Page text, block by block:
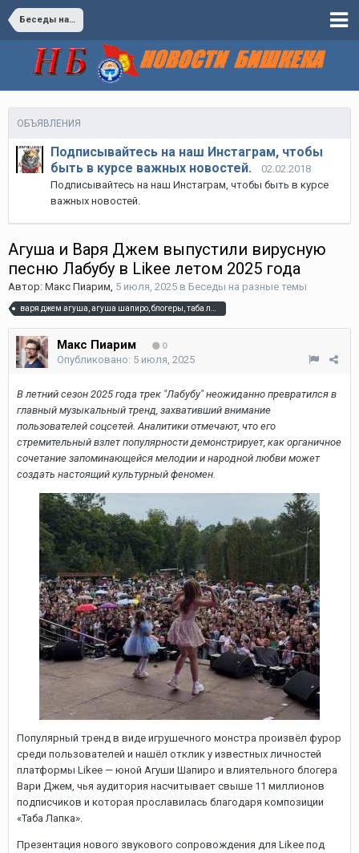
Беседы на разные темы
ОБЪЯВЛЕНИЯ
Подписывайтесь на наш Инстаграм, чтобы
быть в курсе важных новостей.
02.02.2018
Подписывайтесь на наш Инстаграм, чтобы быть в курсе
важных новостей.
Агуша и Варя Джем выпустили вирусную
песню Лабубу в Likee летом 2025 года
Автор: Макс Пиарим, 5 июля, 2025 в Беседы на разные темы
Макс Пиарим 0
Опубликовано: 5 июля, 2025
В летний сезон 2025 года трек "Лабубу" неожиданно превратился в
главный музыкальный тренд, захвативший внимание
пользователей соцсетей. Аналитики отмечают, что его
стремительный взлет популярности демонстрирует, как органичное
сочетание запоминающейся мелодии и народной любви может
создать настоящий культурный феномен.
Популярный тренд в виде игрушечного монстра произвёл фурор
среди пользователей и нашёл отклик у известных личностей
платформы Likee — юной Агуши Шапиро и влиятельного блогера
Вари Джем, чья аудитория насчитывает свыше 11 миллионов
подписчиков и которая прославилась благодаря композиции
«Таба Лапка».
Презентация нового звукового сопровождения для Likee под